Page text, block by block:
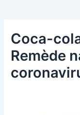
Coca-
Remède